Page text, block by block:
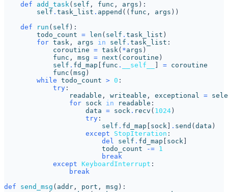
def
add_task( self , func , args ):
self . task_list . append (( func , args ))
def
run ( self ):
todo_count = len ( self . task_list )
for task , args in self . task_list :
coroutine = task( *args )
func , msg = next ( coroutine )
self . fd_map func . __self__ = coroutine
func ( msg )
while todo_count > 0 :
try :
readable , writeable , exceptional =
for sock in readable :
data = sock . recv ( 1024 )
try :
self . fd_map sock . send ( data )
except
StopIteration :
del
self . fd_map sock
todo_count
-= 1
break
except KeyboardInterrupt :
break
def
send_msg ( addr , port , msg ):